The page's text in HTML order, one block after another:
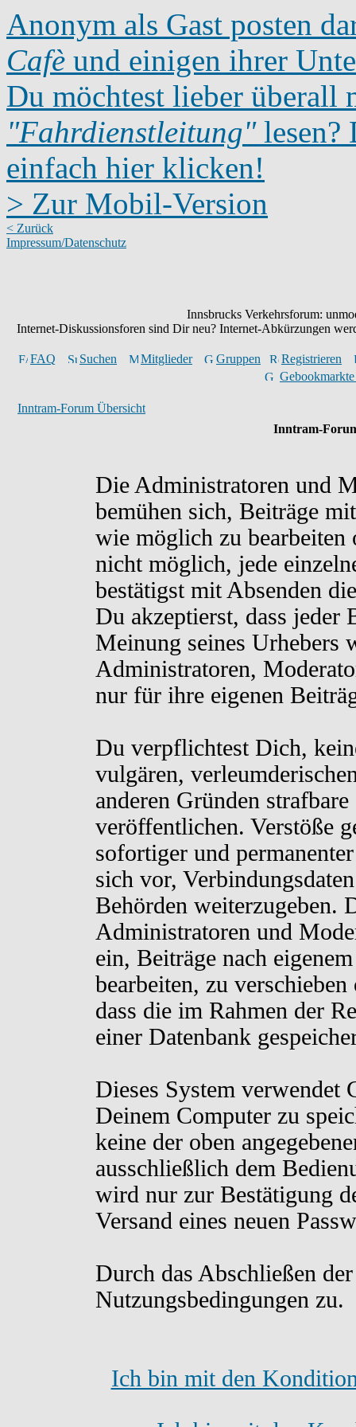
Anonym als Gast posten
Cafè und einigen ihrer
Du möchtest lieber überall
"Fahrdienstleitung"lesen?
einfach hier klicken!
> Zur Mobil-Version
< Zurück
Impressum/Datenschutz
Innsbrucks Verkehrsforum:
Internet-Diskussionsforen sind Dir neu? Internet-Abkürzungen
FAQ Suchen Mitglieder Gruppen
Registrieren
Inntram-Forum Übersicht
Inntram-
Die Administratoren und
bemühen sich, Beiträge
wie möglich zu bearbeiten
nicht möglich, jede
bestätigst mit Absenden
Du akzeptierst, dass jeder
Meinung seines Urhebers
Administratoren,
nur für ihre eigenen
Du verpflichtest Dich,
vulgären,
anderen Gründen
veröffentlichen. Verstöße
sofortiger und
sich vor,
Behörden weiterzugeben.
Administratoren und
ein, Beiträge nach
bearbeiten, zu
dass die im Rahmen der
einer Datenbank
Dieses System verwendet
Deinem Computer zu
keine der oben
ausschließlich dem
wird nur zur Bestätigung
Versand eines neuen
Durch das Abschließen
Nutzungsbedingungen zu.
Ich bin mit den